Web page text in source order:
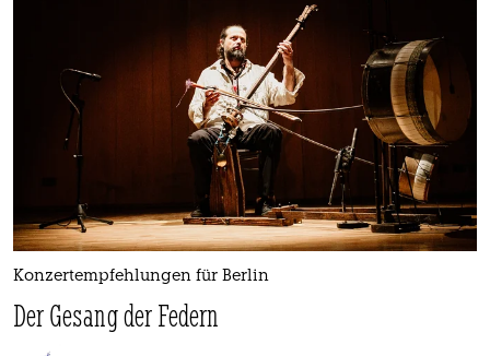
Konzertempfehlungen für Berlin
Der Gesang der Federn